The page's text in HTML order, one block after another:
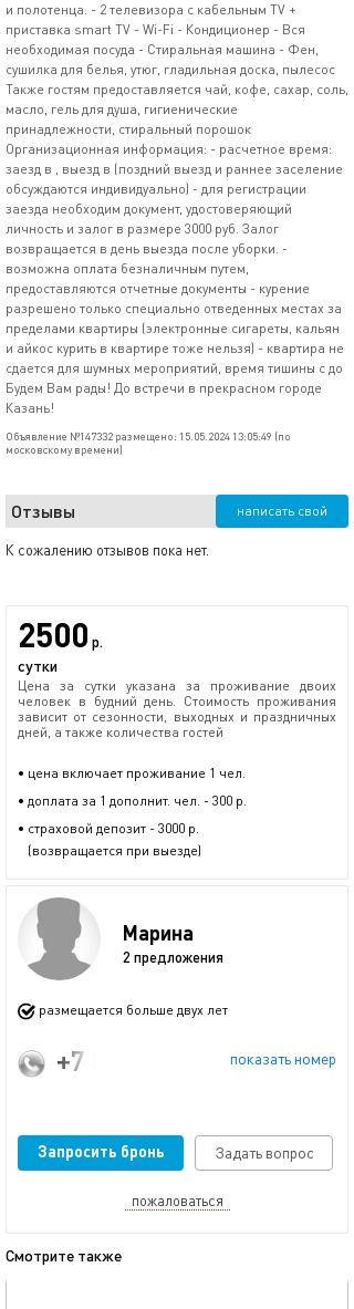
и полотенца. - 2 телевизора с кабельным TV +
приставка smart TV - Wi-Fi - Кондиционер - Вся
необходимая посуда - Стиральная машина - Фен,
сушилка для белья, утюг, гладильная доска, пылесос
Также гостям предоставляется чай, кофе, сахар, соль,
масло, гель для душа, гигиенические
принадлежности, стиральный порошок
Организационная информация: - расчетное время:
заезд в , выезд в (поздний выезд и раннее заселение
обсуждаются индивидуально) - для регистрации
заезда необходим документ, удостоверяющий
личность и залог в размере 3000 руб. Залог
возвращается в день выезда после уборки. -
возможна оплата безналичным путем,
предоставляются отчетные документы - курение
разрешено только специально отведенных местах за
пределами квартиры (электронные сигареты, кальян
и айкос курить в квартире тоже нельзя) - квартира не
сдается для шумных мероприятий, время тишины с до
Будем Вам рады! До встречи в прекрасном городе
Казань!
Объявление №147332 размещено: 15.05.2024 13:05:49 (по
московскому времени)
Отзывы написать свой
К сожалению отзывов пока нет.
2500 р.
сутки
Цена за сутки указана за проживание двоих
человек в будний день. Стоимость проживания
зависит от сезонности, выходных и праздничных
дней, а также количества гостей
• цена включает проживание 1 чел.
• доплата за 1 дополнит. чел. - 300 р.
• страховой депозит - 3000 р.
(возвращается при выезде)
Марина
2 предложения
размещается больше двух лет
показать номер
+7 (903) 092-85-88
Запросить бронь Задать вопрос
пожаловаться
Смотрите также